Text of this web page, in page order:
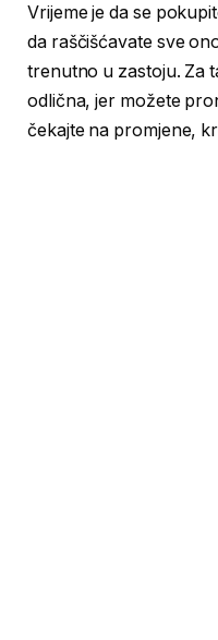
Vrijeme je da se
da raščišćavate sve
trenutno u zastoju. Za
odlična, jer možete
čekajte na promjene,